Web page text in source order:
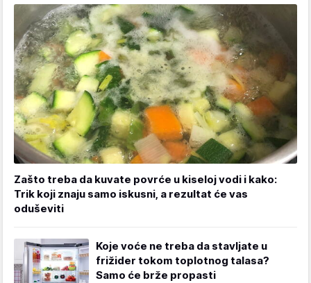
Zašto treba da kuvate povrće u kiseloj vodi i kako:
Trik koji znaju samo iskusni, a rezultat će vas
oduševiti
Koje voće ne treba da stavljate u
frižider tokom toplotnog talasa?
Samo će brže propasti